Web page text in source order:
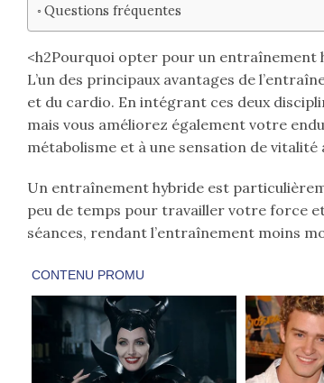
Questions fréquentes
<h2Pourquoi opter pour un entraînement
L’un des principaux avantages de
et du cardio. En intégrant ces deux
mais vous améliorez également votre
métabolisme et à une sensation de vitalité
Un entraînement hybride est
peu de temps pour travailler votre force
séances, rendant l’entraînement moins